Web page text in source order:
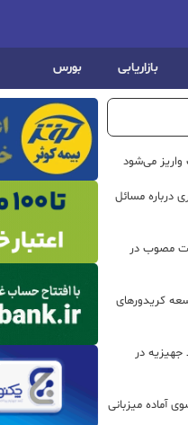
بازاریابی بورس
می‌شود
درباره مسائل
مصوب در
کریدورهای
ترفند جهیزیه در
آماده میزبانی